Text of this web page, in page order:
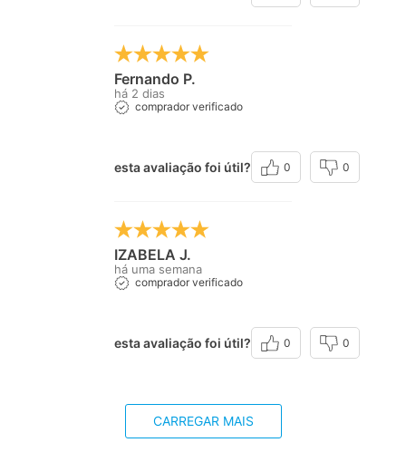
Fernando P.
há 2 dias
comprador verificado
esta avaliação foi útil? 0 0
IZABELA J.
há uma semana
comprador verificado
esta avaliação foi útil? 0 0
CARREGAR MAIS